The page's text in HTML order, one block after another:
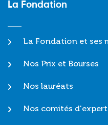
La Fondation
La Fondation et ses
Nos Prix et Bourses
Nos lauréats
Nos comités